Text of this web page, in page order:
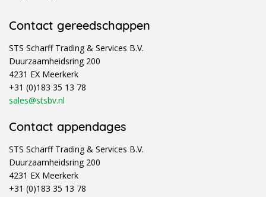
Contact gereedschappen
STS Scharff Trading & Services B.V.
Duurzaamheidsring 200
4231 EX Meerkerk
+31 (0)183 35 13 78
sales@stsbv.nl
Contact appendages
STS Scharff Trading & Services B.V.
Duurzaamheidsring 200
4231 EX Meerkerk
+31 (0)183 35 13 78